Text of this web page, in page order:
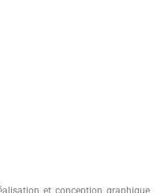
et conception graphique